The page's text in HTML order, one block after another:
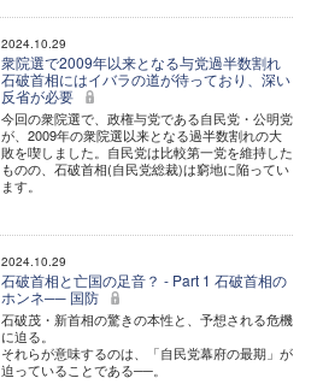
2024.10.29
衆院選で2009年以来となる与党過半数割れ
石破首相にはイバラの道が待っており、深い
反省が必要
今回の衆院選で、政権与党である自民党・公明党
が、2009年の衆院選以来となる過半数割れの大
敗を喫しました。自民党は比較第一党を維持した
ものの、石破首相(自民党総裁)は窮地に陥ってい
ます。
2024.10.29
石破首相と亡国の足音？ - Part 1 石破首相の
ホンネ── 国防
石破茂・新首相の驚きの本性と、予想される危機
に迫る。
それらが意味するのは、「自民党幕府の最期」が
迫っていることである──。